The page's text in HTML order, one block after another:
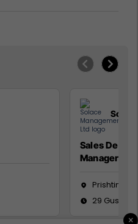
Sales
Manager
Prishtinë
29 Gusht
×